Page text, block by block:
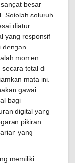
besar
Setelah seluruh
diatur
yang responsif
dengan
momen
secara total di
mata ini,
gawai
bagi
digital yang
pikiran
yang
memiliki